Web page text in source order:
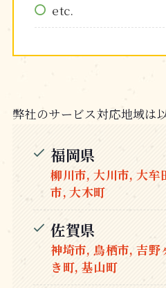
etc.
弊社のサービス対応地域は
福岡県
柳川市, 大川市, 大牟
市, 大木町
佐賀県
神埼市, 鳥栖市, 吉野
き町, 基山町